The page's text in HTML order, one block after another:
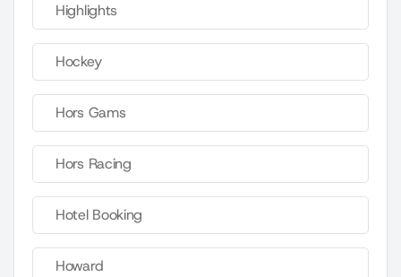
Highlights
Hockey
Hors Gams
Hors Racing
Hotel Booking
Howard